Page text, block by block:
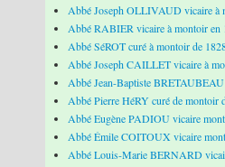
Abbé Joseph OLLIVAUD vicaire à
Abbé RABIER vicaire à montoir en
Abbé SéROT curé à montoir de
Abbé Joseph CAILLET vicaire à
Abbé Jean-Baptiste
Abbé Pierre HéRY curé de montoir
Abbé Eugène PADIOU vicaire
Abbé Émile COITOUX vicaire
Abbé Louis-Marie BERNARD